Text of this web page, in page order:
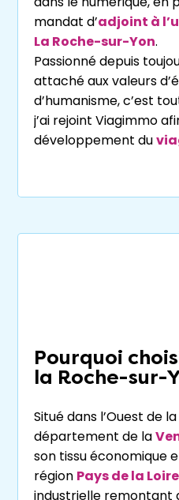
mandat d’adjoint à
La Roche-sur-Yon.
Passionné depuis
attaché aux valeurs
d’humanisme, c’est
j’ai rejoint Viagimmo
développement du
Pourquoi
la Roche-sur-
Situé dans l’Ouest de
département de la
son tissu économique
région Pays de la Loire
industrielle remontant